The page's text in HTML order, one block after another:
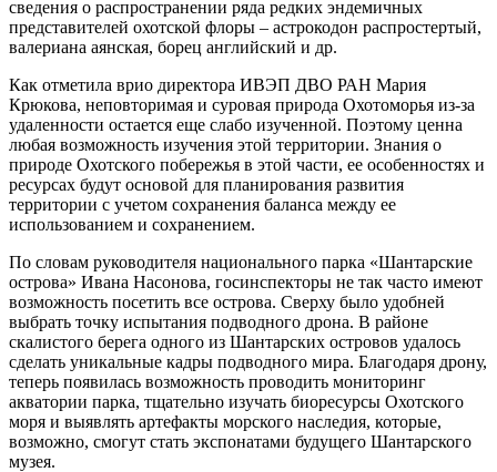
сведения о распространении ряда редких эндемичных
представителей охотской флоры – астрокодон распростертый,
валериана аянская, борец английский и др.
Как отметила врио директора ИВЭП ДВО РАН Мария
Крюкова, неповторимая и суровая природа Охотоморья из-за
удаленности остается еще слабо изученной. Поэтому ценна
любая возможность изучения этой территории. Знания о
природе Охотского побережья в этой части, ее особенностях и
ресурсах будут основой для планирования развития
территории с учетом сохранения баланса между ее
использованием и сохранением.
По словам руководителя национального парка «Шантарские
острова» Ивана Насонова, госинспекторы не так часто имеют
возможность посетить все острова. Сверху было удобней
выбрать точку испытания подводного дрона. В районе
скалистого берега одного из Шантарских островов удалось
сделать уникальные кадры подводного мира. Благодаря дрону,
теперь появилась возможность проводить мониторинг
акватории парка, тщательно изучать биоресурсы Охотского
моря и выявлять артефакты морского наследия, которые,
возможно, смогут стать экспонатами будущего Шантарского
музея.